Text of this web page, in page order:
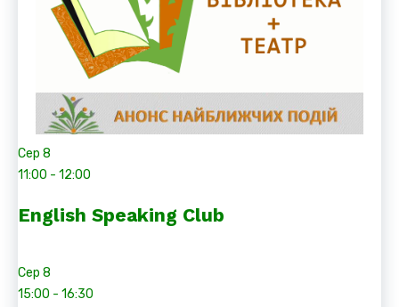
Сер 8
11:00 - 12:00
English Speaking Club
Сер 8
15:00 - 16:30